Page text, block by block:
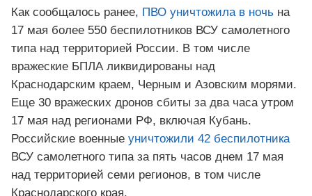
Как сообщалось ранее, ПВО уничтожила в ночь на
17 мая более 550 беспилотников ВСУ самолетного
типа над территорией России. В том числе
вражеские БПЛА ликвидированы над
Краснодарским краем, Черным и Азовским морями.
Еще 30 вражеских дронов сбиты за два часа утром
17 мая над регионами РФ, включая Кубань.
Российские военные уничтожили 42 беспилотника
ВСУ самолетного типа за пять часов днем 17 мая
над территорией семи регионов, в том числе
Краснодарского края.